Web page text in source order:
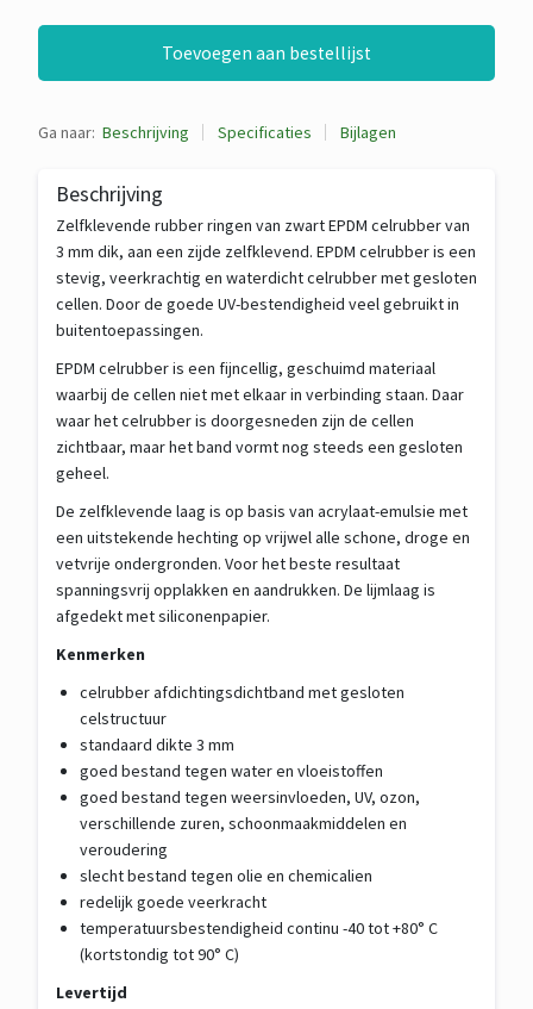
Ga naar: Beschrijving Specificaties Bijlagen
Beschrijving
Zelfklevende rubber ringen van zwart EPDM celrubber van
3 mm dik, aan een zijde zelfklevend. EPDM celrubber is een
stevig, veerkrachtig en waterdicht celrubber met gesloten
cellen. Door de goede UV-bestendigheid veel gebruikt in
buitentoepassingen.
EPDM celrubber is een fijncellig, geschuimd materiaal
waarbij de cellen niet met elkaar in verbinding staan. Daar
waar het celrubber is doorgesneden zijn de cellen
zichtbaar, maar het band vormt nog steeds een gesloten
geheel.
De zelfklevende laag is op basis van acrylaat-emulsie met
een uitstekende hechting op vrijwel alle schone, droge en
vetvrije ondergronden. Voor het beste resultaat
spanningsvrij opplakken en aandrukken. De lijmlaag is
afgedekt met siliconenpapier.
Kenmerken
celrubber afdichtingsdichtband met gesloten
celstructuur
standaard dikte 3 mm
goed bestand tegen water en vloeistoffen
goed bestand tegen weersinvloeden, UV, ozon,
verschillende zuren, schoonmaakmiddelen en
veroudering
slecht bestand tegen olie en chemicalien
redelijk goede veerkracht
temperatuursbestendigheid continu -40 tot +80° C
(kortstondig tot 90° C)
Levertijd
Toevoegen aan bestellijst